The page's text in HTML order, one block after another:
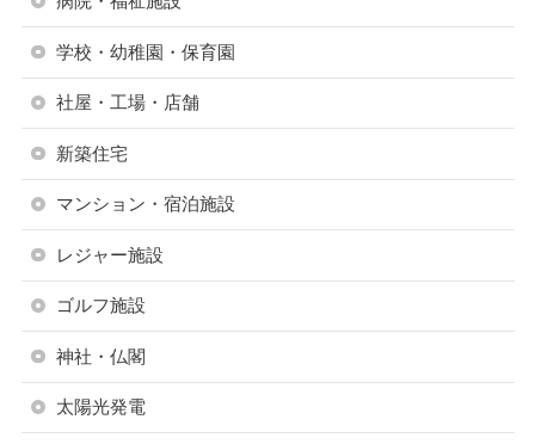
学校・幼稚園・保育園
社屋・工場・店舗
新築住宅
マンション・宿泊施設
レジャー施設
ゴルフ施設
神社・仏閣
太陽光発電